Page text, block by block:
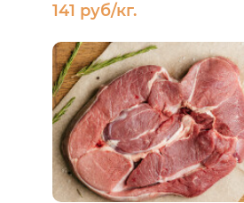
141 руб/кг.